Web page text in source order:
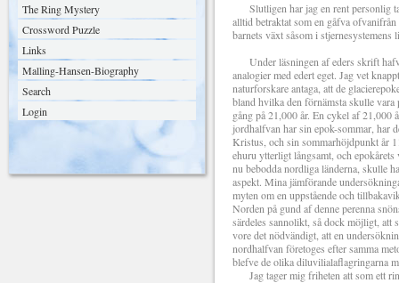
The Ring Mystery
Crossword Puzzle
Links
Malling-Hansen-Biography
Search
Login
Slutligen har jag en rent personlig
alltid betraktat som en gåfva
barnets växt såsom i
Under läsningen af eders skrift
analogier med edert eget. Jag vet
naturforskare antaga, att de
bland hvilka den förnämsta skulle vara
gång på 21,000 år. En cykel af 21,000
jordhalfvan har sin epok-sommar, har
Kristus, och sin sommarhöjdpunkt år
ehuru ytterligt långsamt, och
nu bebodda nordliga länderna, skulle
aspekt. Mina jämförande
myten om en uppstående och
Norden på gund af denne perenna
särdeles sannolikt, så dock möjligt, att
vore det nödvändigt, att en
nordhalfvan företoges efter samma
blefve de olika diluvilialaflagringarna
Jag tager mig friheten att som ett